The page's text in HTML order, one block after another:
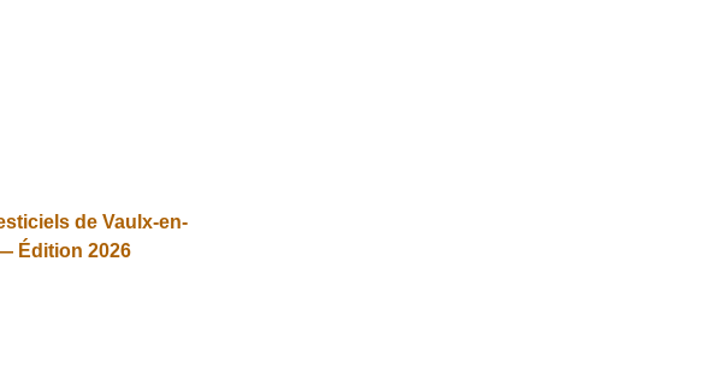
de Vaulx-en-
Édition 2026